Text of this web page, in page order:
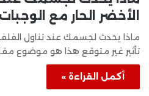
الأخضر الحار مع
ماذا يحدث لجسمك عند تناول الفلفل
تأثير غير متوقع هذا هو موضوع
أكمل القراءة »